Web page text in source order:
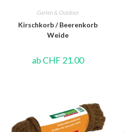
Garten & Outdoor
Kirschkorb / Beerenkorb
Weide
ab CHF 21.00